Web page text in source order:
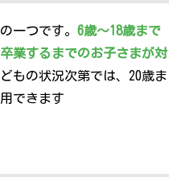
一つです。 6歳～18歳まで
業するまでのお子さまが対
もの状況次第では、20歳ま
できます